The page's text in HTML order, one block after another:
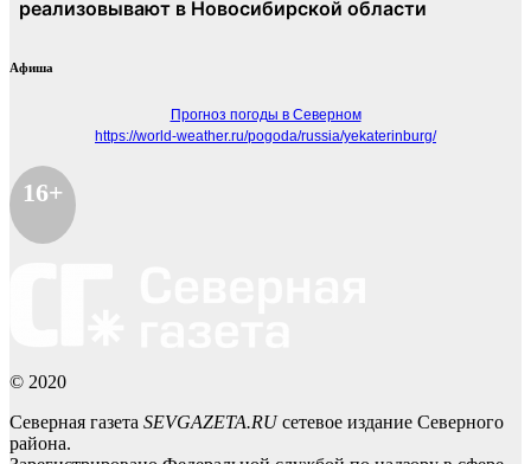
Афиша
Прогноз погоды в Северном
https://world-weather.ru/pogoda/russia/yekaterinburg/
16+
© 2020
Северная газета SEVGAZETA.RUсетевое издание Северного
района.